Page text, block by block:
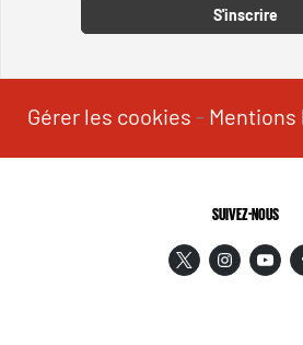
S'inscrire
Gérer les cookies - Mentions
SUIVEZ-NOUS